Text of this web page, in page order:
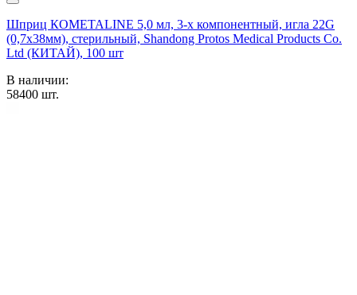
Шприц КОМЕТАLINE 5,0 мл, 3-х компонентный, игла 22G
(0,7х38мм), стерильный, Shandong Protos Medical Products Co.
Ltd (КИТАЙ), 100 шт
В наличии:
58400 шт.